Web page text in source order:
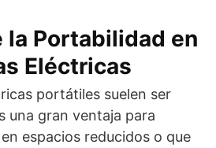
la Portabilidad en
Eléctricas
portátiles suelen ser
una gran ventaja para
espacios reducidos o que